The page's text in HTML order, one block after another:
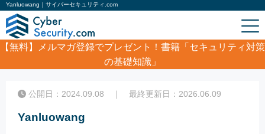
Yanluowang｜サイバーセキュリティ.com
【無料】
メルマガ登録でプレゼント！書籍「セキュリティ対策
の基礎知識」
Yanluowang
公開日：2024.09.08 ｜ 最終更新日：2026.06.09
Yanluowang